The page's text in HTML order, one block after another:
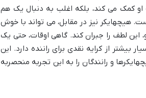
او کمک می کند، بلکه اغلب به دنبال یک هم
هیچهایکر نیز در مقابل، می تواند با خوش
این لطف را جبران کند. گاهی اوقات، حتی یک
بیشتر از کرایه نقدی برای راننده دارد. این
و رانندگان را به این تجربه منحصربه